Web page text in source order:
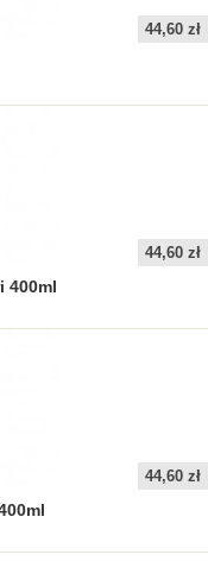
44,60 zł
44,60 zł
400ml
44,60 zł